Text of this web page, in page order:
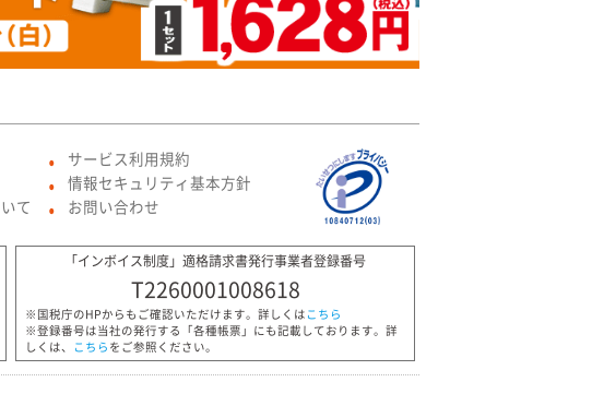
て
● サービス利用規約
● 情報セキュリティ基本方針
● お問い合わせ
「インボイス制度」適格請求書発行事業者登録番号
T2260001008618
※国税庁のHPからもご確認いただけます。詳しくは こちら
※登録番号は当社の発行する「各種帳票」にも記載しております。詳
しくは、
こちら をご参照ください。